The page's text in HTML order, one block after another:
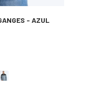
- AZUL